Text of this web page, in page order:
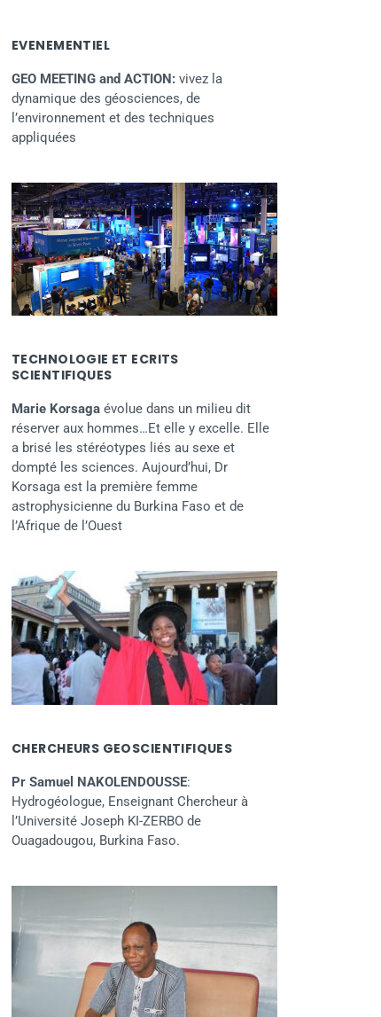
EVENEMENTIEL
GEO MEETING and ACTION: vivez la
dynamique des géosciences, de
l’environnement et des techniques
appliquées
TECHNOLOGIE ET ECRITS
SCIENTIFIQUES
Marie Korsaga évolue dans un milieu dit
réserver aux hommes…Et elle y excelle. Elle
a brisé les stéréotypes liés au sexe et
dompté les sciences. Aujourd’hui, Dr
Korsaga est la première femme
astrophysicienne du Burkina Faso et de
l’Afrique de l’Ouest
CHERCHEURS GEOSCIENTIFIQUES
Pr Samuel NAKOLENDOUSSE:
Hydrogéologue, Enseignant Chercheur à
l’Université Joseph KI-ZERBO de
Ouagadougou, Burkina Faso.